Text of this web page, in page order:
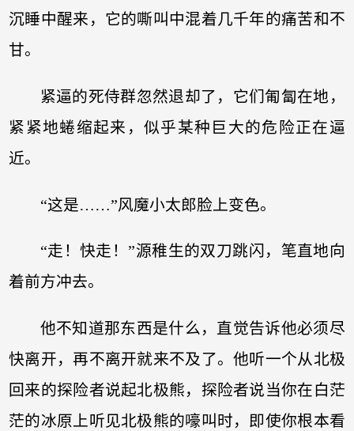
沉睡中醒来，它的嘶叫中混着几千年的痛苦和不
甘。
紧逼的死侍群忽然退却了，它们匍匐在地，
紧紧地蜷缩起来，似乎某种巨大的危险正在逼
近。
“这是……”风魔小太郎脸上变色。
“走！快走！”源稚生的双刀跳闪，笔直地向
着前方冲去。
他不知道那东西是什么，直觉告诉他必须尽
快离开，再不离开就来不及了。他听一个从北极
回来的探险者说起北极熊，探险者说当你在白茫
茫的冰原上听见北极熊的嚎叫时，即使你根本看